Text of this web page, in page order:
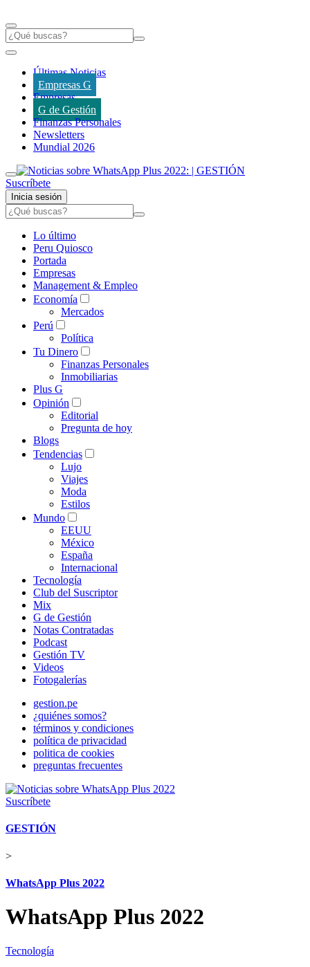
Últimas Noticias
Empresas G
Empresas
G de Gestión
Finanzas Personales
Newsletters
Mundial 2026
Suscríbete
Inicia sesión
Lo último
Peru Quiosco
Portada
Empresas
Management & Empleo
Economía
Mercados
Perú
Política
Tu Dinero
Finanzas Personales
Inmobiliarias
Plus G
Opinión
Editorial
Pregunta de hoy
Blogs
Tendencias
Lujo
Viajes
Moda
Estilos
Mundo
EEUU
México
España
Internacional
Tecnología
Club del Suscriptor
Mix
G de Gestión
Notas Contratadas
Podcast
Gestión TV
Videos
Fotogalerías
gestion.pe
¿quiénes somos?
términos y condiciones
política de privacidad
politica de cookies
preguntas frecuentes
Suscríbete
GESTIÓN
>
WhatsApp Plus 2022
WhatsApp Plus 2022
Tecnología